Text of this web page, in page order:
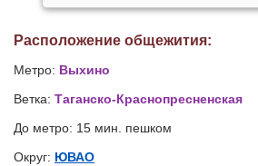
Расположение общежития:
Метро: Выхино
Ветка: Таганско-Краснопресненская
До метро: 15 мин. пешком
Округ: ЮВАО